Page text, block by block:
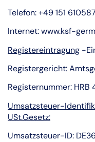
Telefon:+49 151
Internet: www.ksf-
Registereintragung -
Registergericht:
Registernummer: HRB
Umsatzsteuer-
USt.Gesetz:
Umsatzsteuer-ID: